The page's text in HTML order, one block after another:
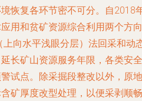
恢复各环节密不可分。自2018
用和贫矿资源综合利用两个方向
向水平浅眼分层）法回采和动
长矿山资源服务年限，各类安全
试点。除采掘段整改以外，原地
矿厚度改型处理，以便采剥顺畅